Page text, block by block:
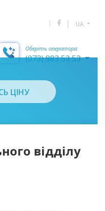
UA
Оберіть оператора:
(073) 883 53 53
ЦІНУ
відділу